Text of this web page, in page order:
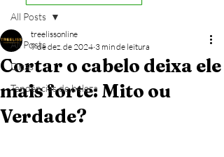
All Posts
Dicas
Tendências de beleza
All Posts
Cortar o cabelo deixa ele
mais forte: Mito ou
Verdade?
treelissonline
9 de dez. de 2024 3 min de leitura